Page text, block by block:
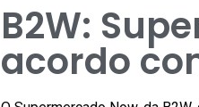
B2W:
acordo